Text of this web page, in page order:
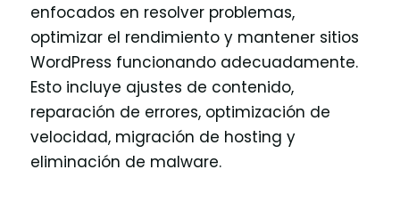
enfocados en resolver problemas,
optimizar el rendimiento y mantener sitios
WordPress funcionando adecuadamente.
Esto incluye ajustes de contenido,
reparación de errores, optimización de
velocidad, migración de hosting y
eliminación de malware.